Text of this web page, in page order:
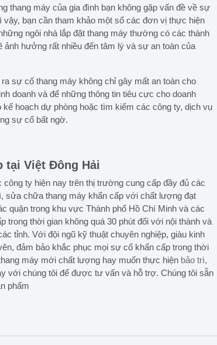
thang máy của gia đình bạn không gặp vấn đề về sự
bạn cần tham khảo một số các đơn vị thực hiện
ngôi nhà lắp đặt thang máy thường có các thành
hưởng rất nhiều đến tâm lý và sự an toàn của
sự cố thang máy không chỉ gây mất an toàn cho
doanh và để những thông tin tiêu cực cho doanh
hoạch dự phòng hoặc tìm kiếm các công ty, dịch vụ
sự cố bất ngờ.
tại Việt Đông Hải
công ty hiện nay trên thị trường cung cấp đầy đủ các
sửa chữa thang máy khẩn cấp với chất lượng đạt
quận trong khu vực Thành phố Hồ Chí Minh và các
thời gian không quá 30 phút đối với nội thành và
tỉnh. Với đội ngũ kỹ thuật chuyên nghiệp, giàu kinh
đảm bảo khắc phục mọi sự cố khẩn cấp trong thời
máy mới chất lượng hay muốn thực hiện bảo trì,
với chúng tôi để được tư vấn và hỗ trợ. Chúng tôi sẵn
phẩm